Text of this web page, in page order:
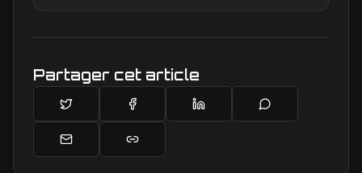
créations, notamment chez Ferrari, sa marque
Partager cet article